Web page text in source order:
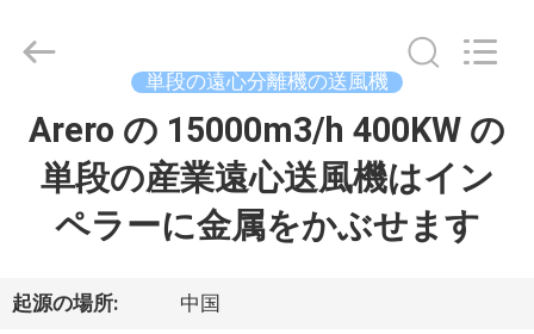
家
ダ
Copyright
Tohin
Machine
(Jiangsu)
単段の遠心分離機の送風機
Arero の 15000m3/h 400KW の
単段の産業遠心送風機はイン
ペラーに金属をかぶせます
起源の場所: 中国